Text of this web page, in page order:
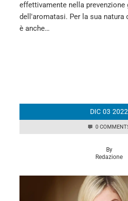
effettivamente nella prevenzione
dell'aromatasi. Per la sua natura
è anche…
DIC 03 2022
0
By
Redazione